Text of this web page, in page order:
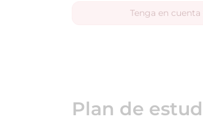
Tenga en
Plan de